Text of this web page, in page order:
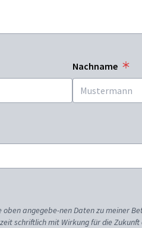
Nachname
angegebe-nen Daten zu meiner
schriftlich mit Wirkung für die